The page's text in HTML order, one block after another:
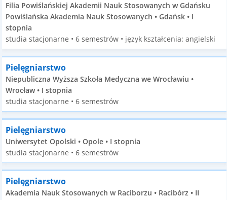
Filia Powiślańskiej Akademii Nauk Stosowanych w Gdańsku
Powiślańska Akademia Nauk Stosowanych • Gdańsk • I
stopnia
studia stacjonarne • 6 semestrów • język kształcenia: angielski
Pielęgniarstwo
Niepubliczna Wyższa Szkoła Medyczna we Wrocławiu •
Wrocław • I stopnia
studia stacjonarne • 6 semestrów
Pielęgniarstwo
Uniwersytet Opolski • Opole • I stopnia
studia stacjonarne • 6 semestrów
Pielęgniarstwo
Akademia Nauk Stosowanych w Raciborzu • Racibórz • II